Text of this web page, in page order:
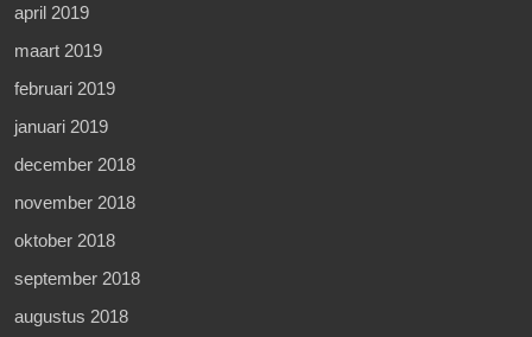
april 2019
maart 2019
februari 2019
januari 2019
december 2018
november 2018
oktober 2018
september 2018
augustus 2018